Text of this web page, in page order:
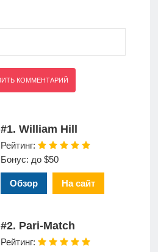
#1. William Hill
Рейтинг:
Бонус: до $50
Обзор На сайт
#2. Pari-Match
Рейтинг: